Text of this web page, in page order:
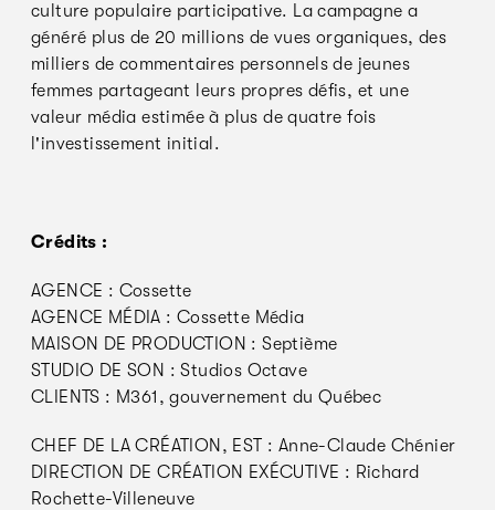
culture populaire participative. La campagne a
généré plus de 20 millions de vues organiques, des
milliers de commentaires personnels de jeunes
femmes partageant leurs propres défis, et une
valeur média estimée à plus de quatre fois
l'investissement initial.
Crédits :
AGENCE : Cossette
AGENCE MÉDIA : Cossette Média
MAISON DE PRODUCTION : Septième
STUDIO DE SON : Studios Octave
CLIENTS : M361, gouvernement du Québec
CHEF DE LA CRÉATION, EST : Anne-Claude Chénier
DIRECTION DE CRÉATION EXÉCUTIVE : Richard
Rochette-Villeneuve